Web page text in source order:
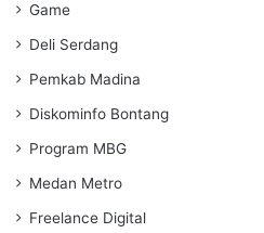
Game
Deli Serdang
Pemkab Madina
Diskominfo Bontang
Program MBG
Medan Metro
Freelance Digital